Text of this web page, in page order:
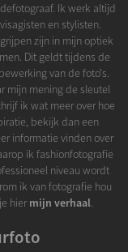
Ik werk altijd
en stylisten.
zijn in mijn optiek
Dit geldt tijdens de
van de foto's.
mijn mening de sleutel
ik wat meer over hoe
bekijk dan een
informatie vinden over
ik fashionfotografie
niveau wordt
ik van fotografie hou
hiermijn verhaal.